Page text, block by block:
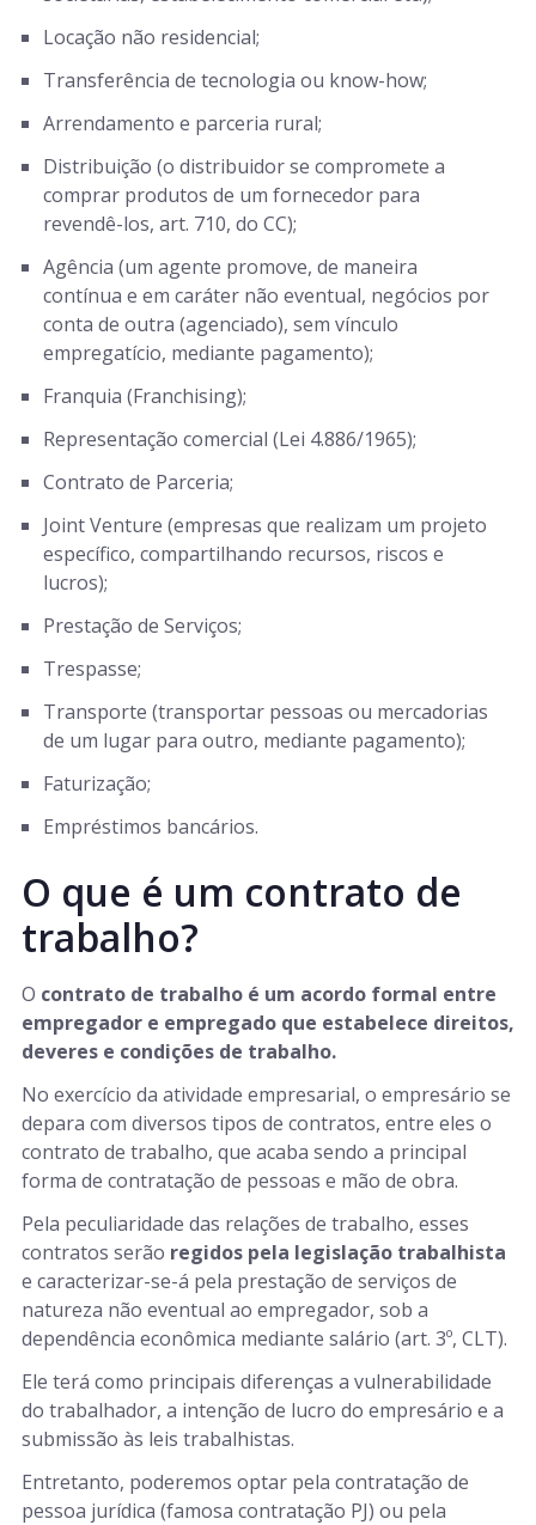
Locação não residencial;
Transferência de tecnologia ou know-how;
Arrendamento e parceria rural;
Distribuição (o distribuidor se compromete a
comprar produtos de um fornecedor para
revendê-los, art. 710, do CC);
Agência (um agente promove, de maneira
contínua e em caráter não eventual, negócios por
conta de outra (agenciado), sem vínculo
empregatício, mediante pagamento);
Franquia (Franchising);
Representação comercial (Lei 4.886/1965);
Contrato de Parceria;
Joint Venture (empresas que realizam um projeto
específico, compartilhando recursos, riscos e
lucros);
Prestação de Serviços;
Trespasse;
Transporte (transportar pessoas ou mercadorias
de um lugar para outro, mediante pagamento);
Faturização;
Empréstimos bancários.
O que é um contrato de
trabalho?
O contrato de trabalho é um acordo formal entre
empregador e empregado que estabelece direitos,
deveres e condições de trabalho.
No exercício da atividade empresarial, o empresário se
depara com diversos tipos de contratos, entre eles o
contrato de trabalho, que acaba sendo a principal
forma de contratação de pessoas e mão de obra.
Pela peculiaridade das relações de trabalho, esses
contratos serão regidos pela legislação trabalhista
e caracterizar-se-á pela prestação de serviços de
natureza não eventual ao empregador, sob a
dependência econômica mediante salário (art. 3º, CLT).
Ele terá como principais diferenças a vulnerabilidade
do trabalhador, a intenção de lucro do empresário e a
submissão às leis trabalhistas.
Entretanto, poderemos optar pela contratação de
pessoa jurídica (famosa contratação PJ) ou pela